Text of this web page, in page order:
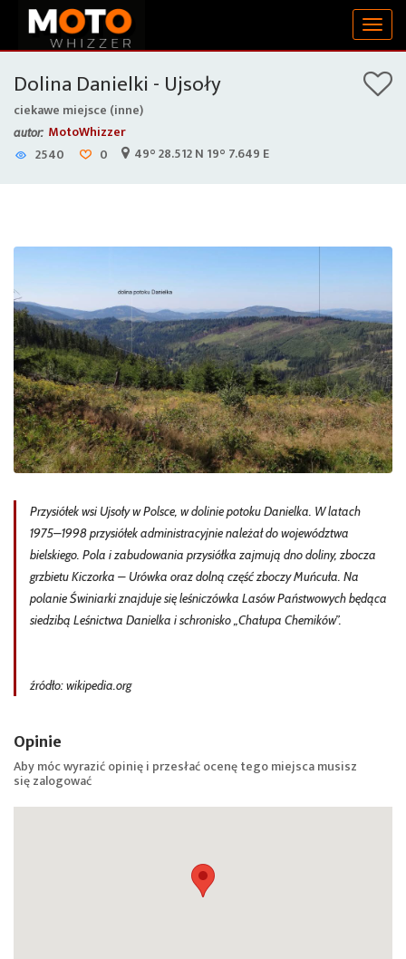
Dolina Danielki - Ujsoły
ciekawe miejsce (inne)
autor: MotoWhizzer
2540
0 49° 28.512 N 19° 7.649 E
Przysiółek wsi Ujsoły w Polsce, w dolinie potoku Danielka. W latach
1975–1998 przysiółek administracyjnie należał do województwa
bielskiego. Pola i zabudowania przysiółka zajmują dno doliny, zbocza
grzbietu Kiczorka – Urówka oraz dolną część zboczy Muńcuła. Na
polanie Świniarki znajduje się leśniczówka Lasów Państwowych będąca
siedzibą Leśnictwa Danielka i schronisko „Chałupa Chemików”.
źródło: wikipedia.org
Opinie
Aby móc wyrazić opinię i przesłać ocenę tego miejsca musisz
sięzalogować